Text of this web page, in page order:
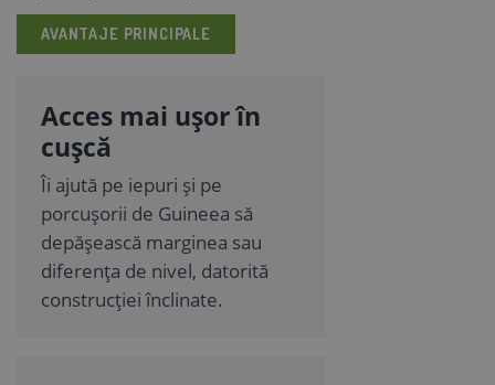
AVANTAJE PRINCIPALE
Acces mai ușor în
cușcă
Îi ajută pe iepuri și pe
porcușorii de Guineea să
depășească marginea sau
diferența de nivel, datorită
construcției înclinate.